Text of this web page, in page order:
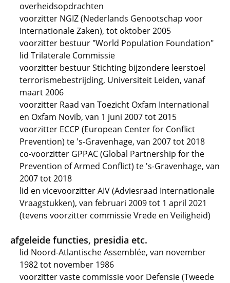
overheidsopdrachten
voorzitter NGIZ (Nederlands Genootschap voor
Internationale Zaken), tot oktober 2005
voorzitter bestuur "World Population Foundation"
lid Trilaterale Commissie
voorzitter bestuur Stichting bijzondere leerstoel
terrorismebestrijding, Universiteit Leiden, vanaf
maart 2006
voorzitter Raad van Toezicht Oxfam International
en Oxfam Novib, van 1 juni 2007 tot 2015
voorzitter ECCP (European Center for Conflict
Prevention) te 's-Gravenhage, van 2007 tot 2018
co-voorzitter GPPAC (Global Partnership for the
Prevention of Armed Conflict) te 's-Gravenhage, van
2007 tot 2018
lid en vicevoorzitter AIV (Adviesraad Internationale
Vraagstukken), van februari 2009 tot 1 april 2021
(tevens voorzitter commissie Vrede en Veiligheid)
afgeleide functies, presidia etc.
lid Noord-Atlantische Assemblée, van november
1982 tot november 1986
voorzitter vaste commissie voor Defensie (Tweede